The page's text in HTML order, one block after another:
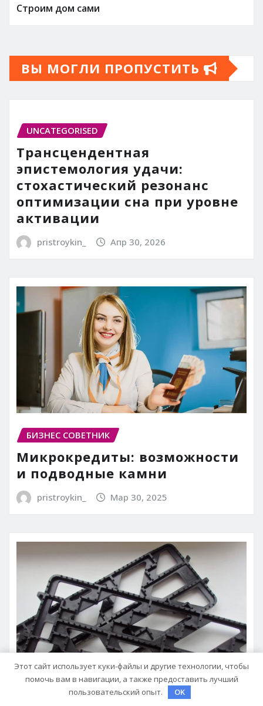
Строим дом сами
ВЫ МОГЛИ ПРОПУСТИТЬ
UNCATEGORISED
Трансцендентная
эпистемология удачи:
стохастический резонанс
оптимизации сна при уровне
активации
pristroykin_ Апр 30, 2026
БИЗНЕС СОВЕТНИК
Микрокредиты: возможности
и подводные камни
pristroykin_ Мар 30, 2025
Этот сайт использует куки-файлы и другие технологии, чтобы
помочь вам в навигации, а также предоставить лучший
пользовательский опыт.
OK